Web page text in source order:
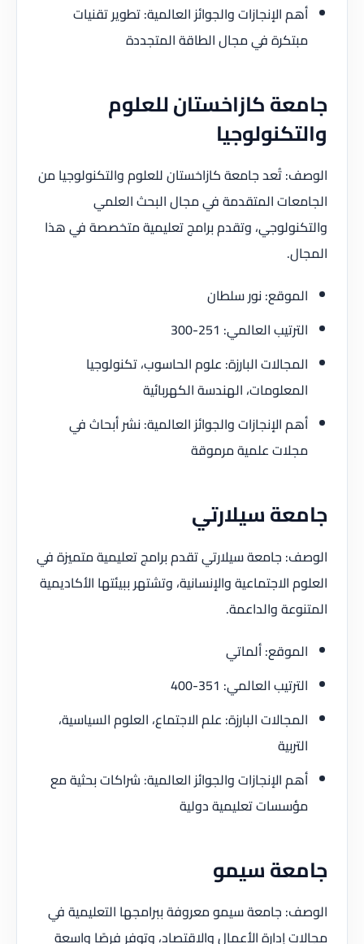
أهم الإنجازات والجوائز العالمية: تطوير تقنيات
مبتكرة في مجال الطاقة المتجددة
جامعة كازاخستان للعلوم
والتكنولوجيا
الوصف: تُعد جامعة كازاخستان للعلوم والتكنولوجيا من
الجامعات المتقدمة في مجال البحث العلمي
والتكنولوجي، وتقدم برامج تعليمية متخصصة في هذا
المجال.
الموقع: نور سلطان
الترتيب العالمي: 251-300
المجالات البارزة: علوم الحاسوب، تكنولوجيا
المعلومات، الهندسة الكهربائية
أهم الإنجازات والجوائز العالمية: نشر أبحاث في
مجلات علمية مرموقة
جامعة سيلارتي
الوصف: جامعة سيلارتي تقدم برامج تعليمية متميزة في
العلوم الاجتماعية والإنسانية، وتشتهر ببيئتها الأكاديمية
المتنوعة والداعمة.
الموقع: ألماتي
الترتيب العالمي: 351-400
المجالات البارزة: علم الاجتماع، العلوم السياسية،
التربية
أهم الإنجازات والجوائز العالمية: شراكات بحثية مع
مؤسسات تعليمية دولية
جامعة سيمو
الوصف: جامعة سيمو معروفة ببرامجها التعليمية في
مجالات إدارة الأعمال والاقتصاد، وتوفر فرصًا واسعة